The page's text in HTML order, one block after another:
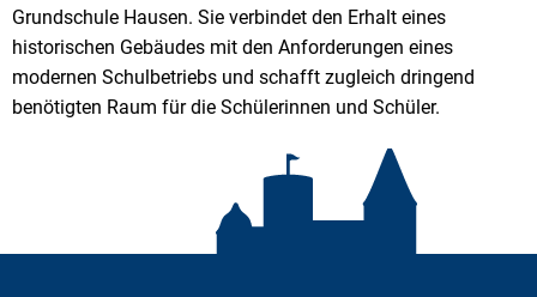
Grundschule Hausen. Sie verbindet den Erhalt eines
historischen Gebäudes mit den Anforderungen eines
modernen Schulbetriebs und schafft zugleich dringend
benötigten Raum für die Schülerinnen und Schüler.